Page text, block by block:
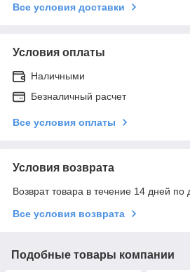
Все условия доставки
Условия оплаты
Наличными
Безналичный расчет
Все условия оплаты
Условия возврата
Возврат товара в течение 14 дней по
Все условия возврата
Подобные товары компании